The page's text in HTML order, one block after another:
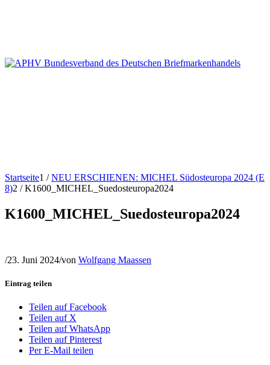
Startseite1 / NEU ERSCHIENEN: MICHEL Südosteuropa 2024 (E
8)2 / K1600_MICHEL_Suedosteuropa2024
K1600_MICHEL_Suedosteuropa2024
/23. Juni 2024/von Wolfgang Maassen
Eintrag teilen
Teilen auf Facebook
Teilen auf X
Teilen auf WhatsApp
Teilen auf Pinterest
Per E-Mail teilen